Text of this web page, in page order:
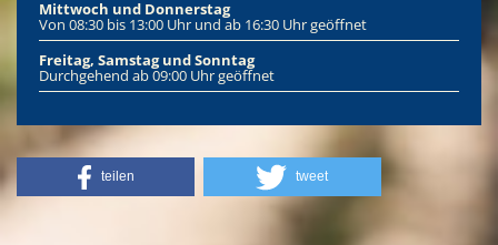
Mittwoch und Donnerstag
Von 08:30 bis 13:00 Uhr und ab 16:30 Uhr geöffnet
Freitag, Samstag und Sonntag
Durchgehend ab 09:00 Uhr geöffnet
teilen tweet